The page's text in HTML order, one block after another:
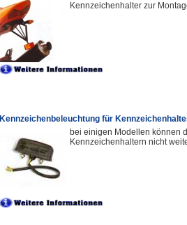
Kennzeichenhalter zur
Kennzeichenbeleuchtung für
bei einigen Modellen können
Kennzeichenhaltern nicht